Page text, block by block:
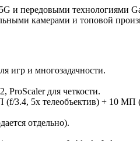
и передовыми технологиями
камерами и топовой
игр и многозадачности.
для четкости.
3.4, 5x телеобъектив) + 10 МП
отдельно).